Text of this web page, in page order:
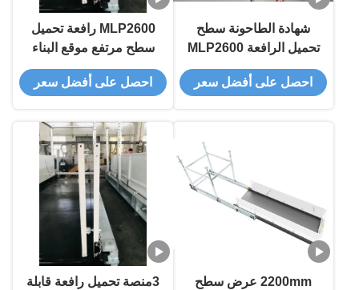
شهادة الطاحونة سطح
تحميل الرافعة MLP2600
عرض 2600mm طلاء
إيبوكسي
احصل على أفضل سعر
MLP2600 رافعة تحميل
سطح مرتفع موقع البناء
Superdeck قابل للسحب
2600mm العرض
احصل على أفضل سعر
2200mm عرض سطح
3منصة تحميل رافعة قابلة